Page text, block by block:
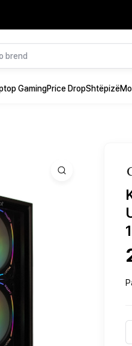
GamingPrice DropShtëpizë